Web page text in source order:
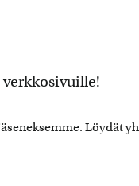
Löydät